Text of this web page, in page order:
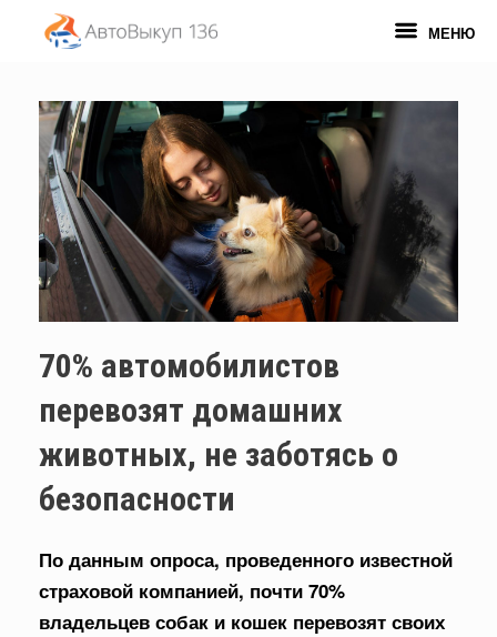
содержанию
МЕНЮ
70% автомобилистов
перевозят домашних
животных, не заботясь о
безопасности
По данным опроса, проведенного известной
страховой компанией, почти 70%
владельцев собак и кошек перевозят своих